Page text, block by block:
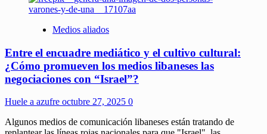
Medios aliados
Entre el encuadre mediático y el cultivo cultural:
¿Cómo promueven los medios libaneses las
negociaciones con “Israel”?
Huele a azufre octubre 27, 2025 0
Algunos medios de comunicación libaneses están tratando de